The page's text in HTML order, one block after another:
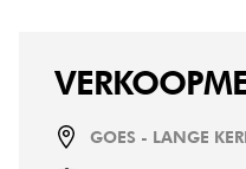
GOES - LANGE